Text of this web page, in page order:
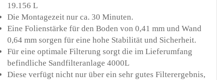
19.156 L
Die Montagezeit nur ca. 30 Minuten.
Eine Folienstärke für den Boden von 0,41 mm und Wand
0,64 mm sorgen für eine hohe Stabilität und Sicherheit.
Für eine optimale Filterung sorgt die im Lieferumfang
befindliche Sandfilteranlage 4000L
Diese verfügt nicht nur über ein sehr gutes Filterergebnis,